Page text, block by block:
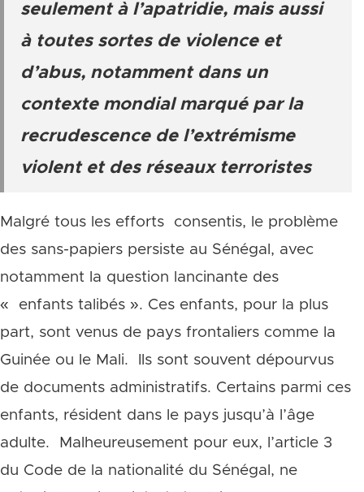
seulement à l’apatridie, mais aussi
à toutes sortes de violence et
d’abus, notamment dans un
contexte mondial marqué par la
recrudescence de l’extrémisme
violent et des réseaux terroristes
Malgré tous les efforts consentis, le problème
des sans-papiers persiste au Sénégal, avec
notamment la question lancinante des
« enfants talibés ». Ces enfants, pour la plus
part, sont venus de pays frontaliers comme la
Guinée ou le Mali. Ils sont souvent dépourvus
de documents administratifs. Certains parmi ces
enfants, résident dans le pays jusqu’à l’âge
adulte. Malheureusement pour eux, l’article 3
du Code de la nationalité du Sénégal, ne